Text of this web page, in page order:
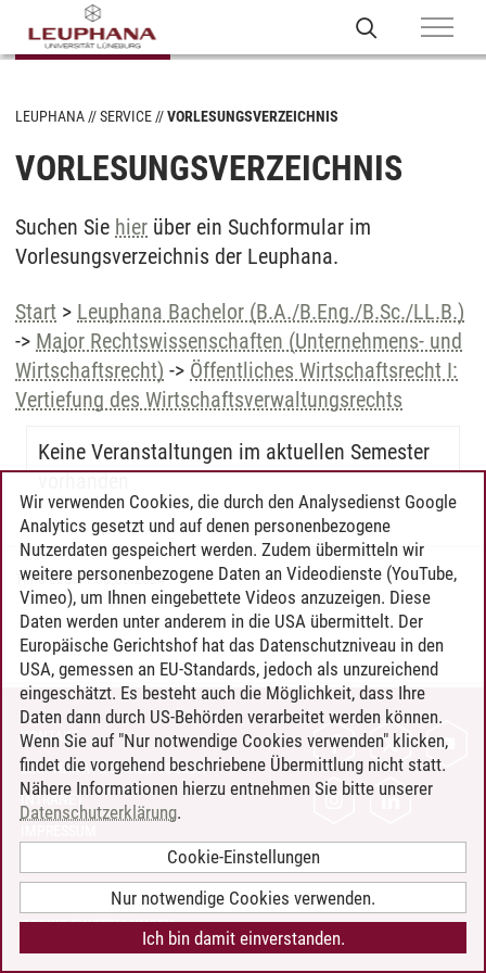
LEUPHANA SERVICE VORLESUNGSVERZEICHNIS
VORLESUNGSVERZEICHNIS
Suchen Sie hier über ein Suchformular im
Vorlesungsverzeichnis der Leuphana.
Start > Leuphana Bachelor (B.A./B.Eng./B.Sc./LL.B.)
-> Major Rechtswissenschaften (Unternehmens- und
Wirtschaftsrecht) -> Öffentliches Wirtschaftsrecht I:
Vertiefung des Wirtschaftsverwaltungsrechts
Keine Veranstaltungen im aktuellen Semester
vorhanden
Timo Leder/30.06.2024
KONTAKT
LEUPHANA ALS ARBEITGEBER
INTRANET
BARRIEREFREIHEIT
COOKIE-EINSTELLUNGEN
Wir verwenden Cookies, die durch den Analysedienst Google
Analytics gesetzt und auf denen personenbezogene
Nutzerdaten gespeichert werden. Zudem übermitteln wir
weitere personenbezogene Daten an Videodienste (YouTube,
Vimeo), um Ihnen eingebettete Videos anzuzeigen. Diese
Daten werden unter anderem in die USA übermittelt. Der
Europäische Gerichtshof hat das Datenschutzniveau in den
USA, gemessen an EU-Standards, jedoch als unzureichend
eingeschätzt. Es besteht auch die Möglichkeit, dass Ihre
Daten dann durch US-Behörden verarbeitet werden können.
Wenn Sie auf "Nur notwendige Cookies verwenden" klicken,
findet die vorgehend beschriebene Übermittlung nicht statt.
Nähere Informationen hierzu entnehmen Sie bitte unserer
Datenschutzerklärung.
Cookie-Einstellungen
Nur notwendige Cookies verwenden.
Ich bin damit einverstanden.